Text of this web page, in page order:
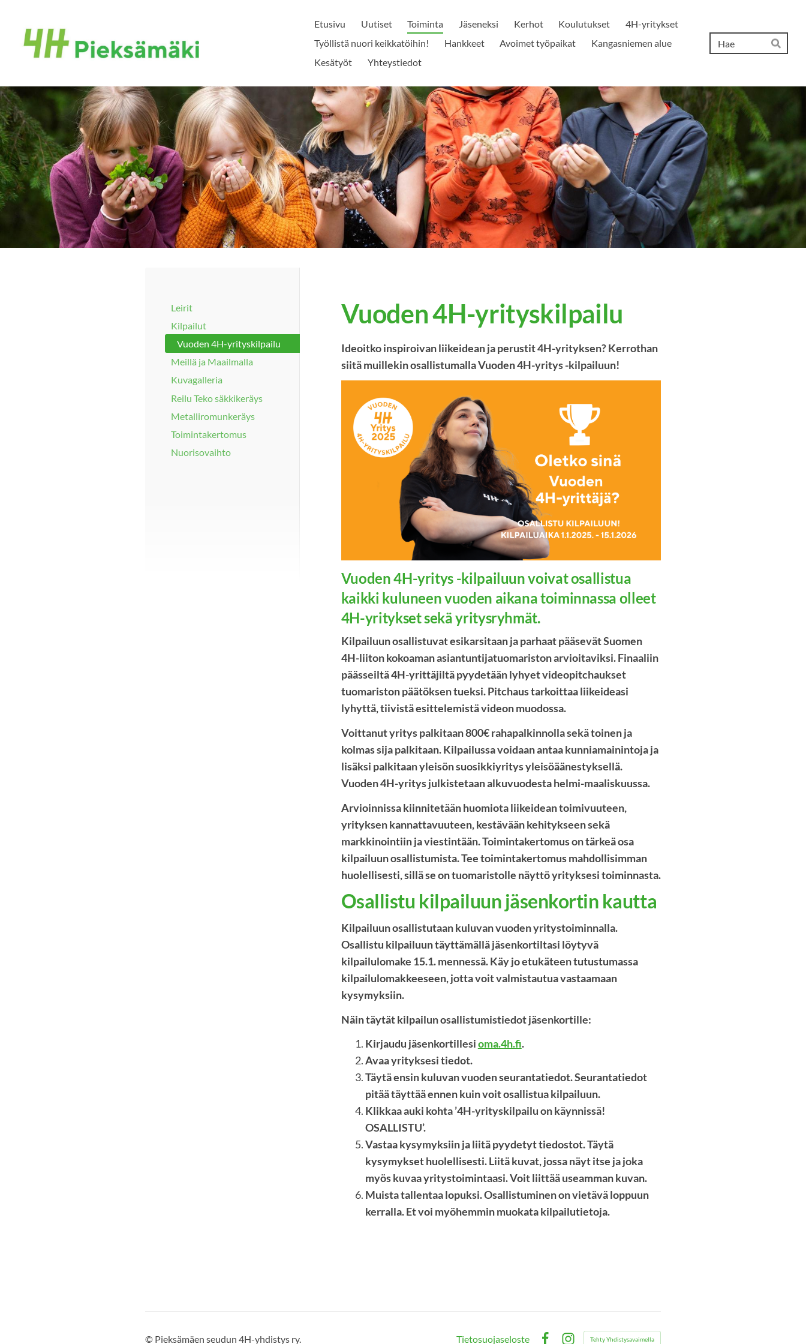
sivun
sisältöön
Pieksämäen seudun 4H-yhdistys
Etusivu Uutiset Toiminta Jäseneksi Kerhot Koulutukset
4H-yritykset
Työllistä nuori keikkatöihin!
Hankkeet Avoimet työpaikat
Kangasniemen alue
Kesätyöt
Yhteystiedot
Hae
Leirit
Kilpailut
Vuoden 4H-yrityskilpailu
Meillä ja Maailmalla
Kuvagalleria
Reilu Teko säkkikeräys
Metalliromunkeräys
Toimintakertomus
Nuorisovaihto
Vuoden 4H-yrityskilpailu
Ideoitko inspiroivan liikeidean ja perustit 4H-yrityksen? Kerrothan
siitä muillekin osallistumalla Vuoden 4H-yritys -kilpailuun!
Vuoden 4H-yritys -kilpailuun voivat osallistua
kaikki kuluneen vuoden aikana toiminnassa olleet
4H-yritykset sekä yritysryhmät.
Kilpailuun osallistuvat esikarsitaan ja parhaat pääsevät Suomen
4H-liiton kokoaman asiantuntijatuomariston arvioitaviksi. Finaaliin
päässeiltä 4H-yrittäjiltä pyydetään lyhyet videopitchaukset
tuomariston päätöksen tueksi. Pitchaus tarkoittaa liikeideasi
lyhyttä, tiivistä esittelemistä videon muodossa.
Voittanut yritys palkitaan 800€ rahapalkinnolla sekä toinen ja
kolmas sija palkitaan. Kilpailussa voidaan antaa kunniamainintoja ja
lisäksi palkitaan yleisön suosikkiyritys yleisöäänestyksellä.
Vuoden 4H-yritys julkistetaan alkuvuodesta helmi-maaliskuussa.
Arvioinnissa kiinnitetään huomiota liikeidean toimivuuteen,
yrityksen kannattavuuteen, kestävään kehitykseen sekä
markkinointiin ja viestintään. Toimintakertomus on tärkeä osa
kilpailuun osallistumista. Tee toimintakertomus mahdollisimman
huolellisesti, sillä se on tuomaristolle näyttö yrityksesi toiminnasta.
Osallistu kilpailuun jäsenkortin kautta
Kilpailuun osallistutaan kuluvan vuoden yritystoiminnalla.
Osallistu kilpailuun täyttämällä jäsenkortiltasi löytyvä
kilpailulomake 15.1. mennessä. Käy jo etukäteen tutustumassa
kilpailulomakkeeseen, jotta voit valmistautua vastaamaan
kysymyksiin.
Näin täytät kilpailun osallistumistiedot jäsenkortille:
Kirjaudu jäsenkortillesioma.4h.fi.
Avaa yrityksesi tiedot.
Täytä ensin kuluvan vuoden seurantatiedot. Seurantatiedot
pitää täyttää ennen kuin voit osallistua kilpailuun.
Klikkaa auki kohta ’4H-yrityskilpailu on käynnissä!
OSALLISTU’.
Vastaa kysymyksiin ja liitä pyydetyt tiedostot. Täytä
kysymykset huolellisesti. Liitä kuvat, jossa näyt itse ja joka
myös kuvaa yritystoimintaasi. Voit liittää useamman kuvan.
Muista tallentaa lopuksi. Osallistuminen on vietävä loppuun
kerralla. Et voi myöhemmin muokata kilpailutietoja.
© Pieksämäen seudun 4H-yhdistys ry.
Tietosuojaseloste
Tehty Yhdistysavaimella